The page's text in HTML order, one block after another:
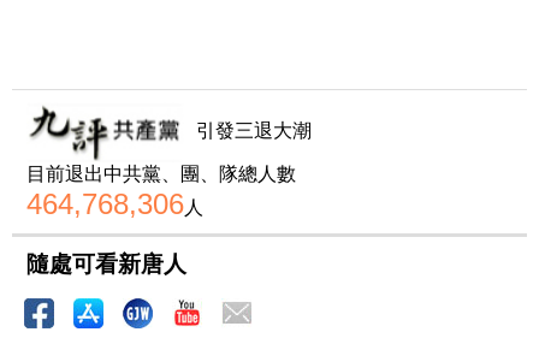
引發三退大潮
目前退出中共黨、團、隊總人數
464,768,306人
隨處可看新唐人